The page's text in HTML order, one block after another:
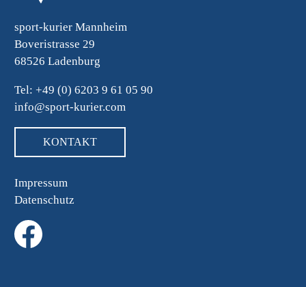
sport-kurier Mannheim
Boveristrasse 29
68526 Ladenburg
Tel: +49 (0) 6203 9 61 05 90
info@sport-kurier.com
KONTAKT
Impressum
Datenschutz